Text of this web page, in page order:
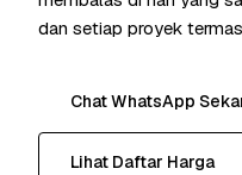
dan setiap proyek
Chat WhatsApp
Lihat Daftar Harga